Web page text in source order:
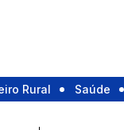
Rural Saúde